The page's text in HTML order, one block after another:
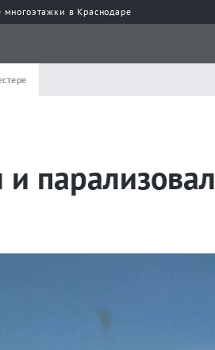
в Краснодаре
парализовал